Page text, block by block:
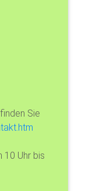
Sie
10 Uhr bis